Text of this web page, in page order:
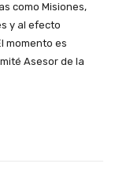
como Misiones,
y al efecto
momento es
Asesor de la